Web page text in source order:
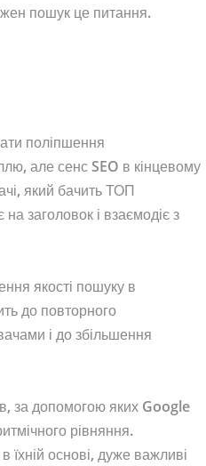
пошук це питання.
поліпшення
але сенс SEO в кінцевому
який бачить ТОП
заголовок і взаємодіє з
якості пошуку в
до повторного
і до збільшення
за допомогою яких Google
рівняння.
їхній основі, дуже важливі